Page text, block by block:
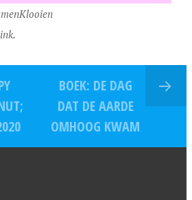
BOEK: DE DAG
DAT DE AARDE
OMHOOG KWAM